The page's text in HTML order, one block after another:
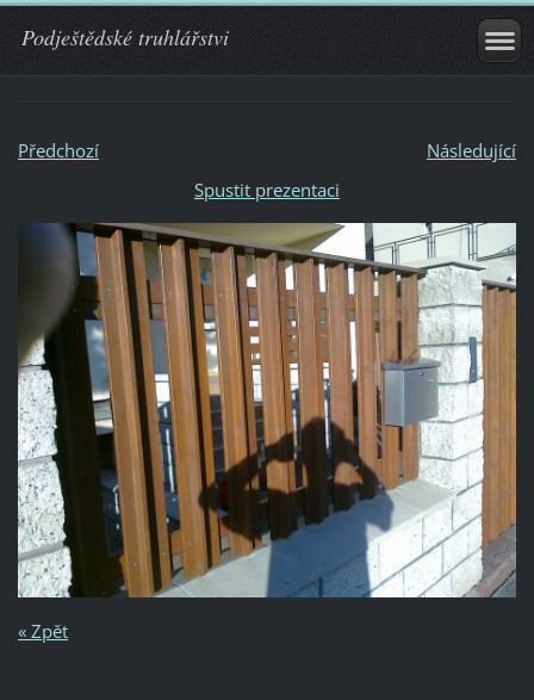
Podještědské truhlářstvi
Předchozí
Následující
Spustit prezentaci
« Zpět